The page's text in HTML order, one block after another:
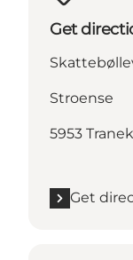
Get
Stroense
5953
Get